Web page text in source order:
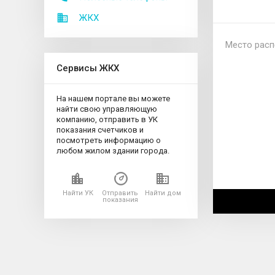
ЖКХ
Сервисы ЖКХ
На нашем портале вы можете
найти свою управляющую
компанию, отправить в УК
показания счетчиков и
посмотреть информацию о
любом жилом здании города.
Найти УК
Отправить
показания
Найти дом
Место